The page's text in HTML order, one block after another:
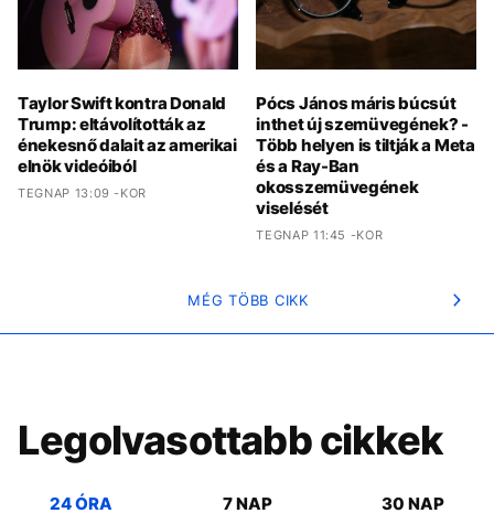
Taylor Swift kontra Donald
Trump: eltávolították az
énekesnő dalait az amerikai
elnök videóiból
TEGNAP 13:09 -KOR
Pócs János máris búcsút
inthet új szemüvegének? -
Több helyen is tiltják a Meta
és a Ray-Ban
okosszemüvegének
viselését
TEGNAP 11:45 -KOR
MÉG TÖBB CIKK
Legolvasottabb cikkek
24 ÓRA 7 NAP 30 NAP